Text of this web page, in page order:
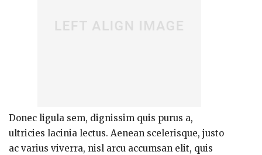
Donec ligula sem, dignissim quis purus a,
ultricies lacinia lectus. Aenean scelerisque, justo
ac varius viverra, nisl arcu accumsan elit, quis